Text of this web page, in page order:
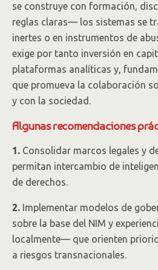
se construye con formación,
reglas claras— los sistemas se
inertes o en instrumentos de
exige por tanto inversión en
plataformas analíticas y,
que promueva la colaboración
y con la sociedad.
Algunas recomendaciones
1. Consolidar marcos legales y
permitan intercambio de
de derechos.
2. Implementar modelos de
sobre la base del NIM y
localmente— que orienten
a riesgos transnacionales.